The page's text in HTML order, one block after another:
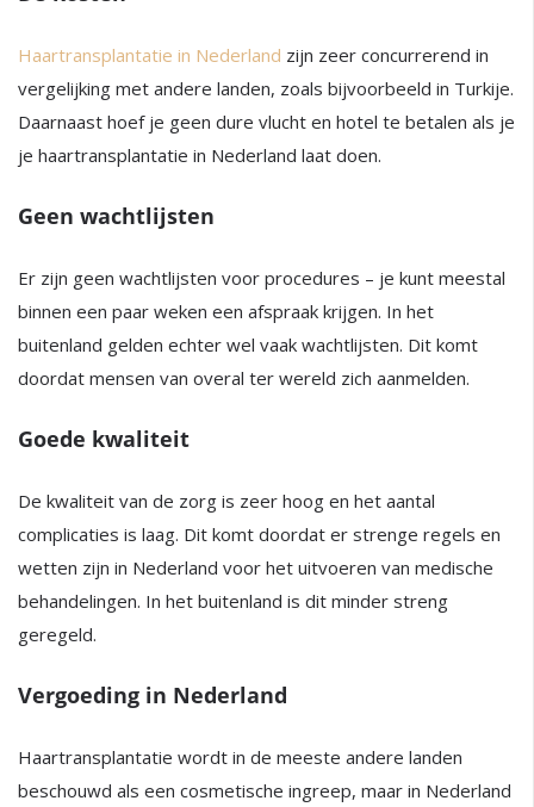
Haartransplantatie in Nederland zijn zeer concurrerend in
vergelijking met andere landen, zoals bijvoorbeeld in Turkije.
Daarnaast hoef je geen dure vlucht en hotel te betalen als je
je haartransplantatie in Nederland laat doen.
Geen wachtlijsten
Er zijn geen wachtlijsten voor procedures – je kunt meestal
binnen een paar weken een afspraak krijgen. In het
buitenland gelden echter wel vaak wachtlijsten. Dit komt
doordat mensen van overal ter wereld zich aanmelden.
Goede kwaliteit
De kwaliteit van de zorg is zeer hoog en het aantal
complicaties is laag. Dit komt doordat er strenge regels en
wetten zijn in Nederland voor het uitvoeren van medische
behandelingen. In het buitenland is dit minder streng
geregeld.
Vergoeding in Nederland
Haartransplantatie wordt in de meeste andere landen
beschouwd als een cosmetische ingreep, maar in Nederland